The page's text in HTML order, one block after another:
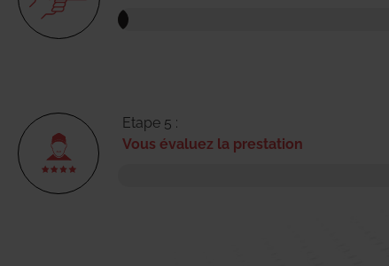
Etape 5 :
Vous évaluez la prestation